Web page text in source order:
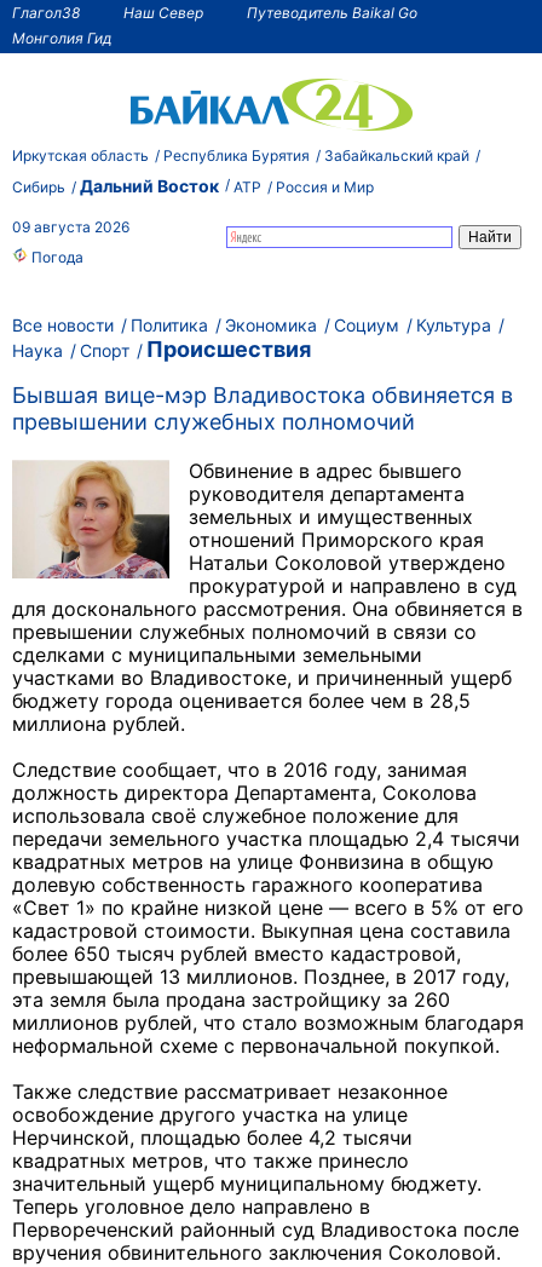
Глагол38 Наш Север
Путеводитель Baikal Go
Монголия Гид
Иркутская область Республика Бурятия
Забайкальский край
Сибирь
Дальний Восток АТР Россия и Мир
09 августа 2026
Погода
Все новости Политика Экономика Социум
Культура
Наука
Спорт
Происшествия
Бывшая вице-мэр Владивостока обвиняется в
превышении служебных полномочий
Обвинение в адрес бывшего
руководителя департамента
земельных и имущественных
отношений Приморского края
Натальи Соколовой утверждено
прокуратурой и направлено в суд
для досконального рассмотрения. Она обвиняется в
превышении служебных полномочий в связи со
сделками с муниципальными земельными
участками во Владивостоке, и причиненный ущерб
бюджету города оценивается более чем в 28,5
миллиона рублей.
Следствие сообщает, что в 2016 году, занимая
должность директора Департамента, Соколова
использовала своё служебное положение для
передачи земельного участка площадью 2,4 тысячи
квадратных метров на улице Фонвизина в общую
долевую собственность гаражного кооператива
«Свет 1» по крайне низкой цене — всего в 5% от его
кадастровой стоимости. Выкупная цена составила
более 650 тысяч рублей вместо кадастровой,
превышающей 13 миллионов. Позднее, в 2017 году,
эта земля была продана застройщику за 260
миллионов рублей, что стало возможным благодаря
неформальной схеме с первоначальной покупкой.
Также следствие рассматривает незаконное
освобождение другого участка на улице
Нерчинской, площадью более 4,2 тысячи
квадратных метров, что также принесло
значительный ущерб муниципальному бюджету.
Теперь уголовное дело направлено в
Первореченский районный суд Владивостока после
вручения обвинительного заключения Соколовой.